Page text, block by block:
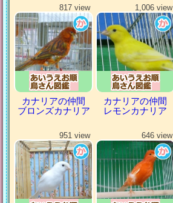
817 view
カナリアの仲間
ブロンズカナリア
1,006 view
カナリアの仲間
レモンカナリア
951 view 646 view